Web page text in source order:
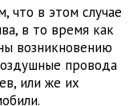
что в этом случае
в то время как
возникновению
провода
или же их